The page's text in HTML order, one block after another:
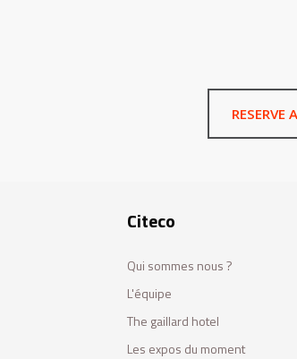
RESERVE
Citeco
Qui sommes nous ?
L'équipe
The gaillard hotel
Les expos du moment